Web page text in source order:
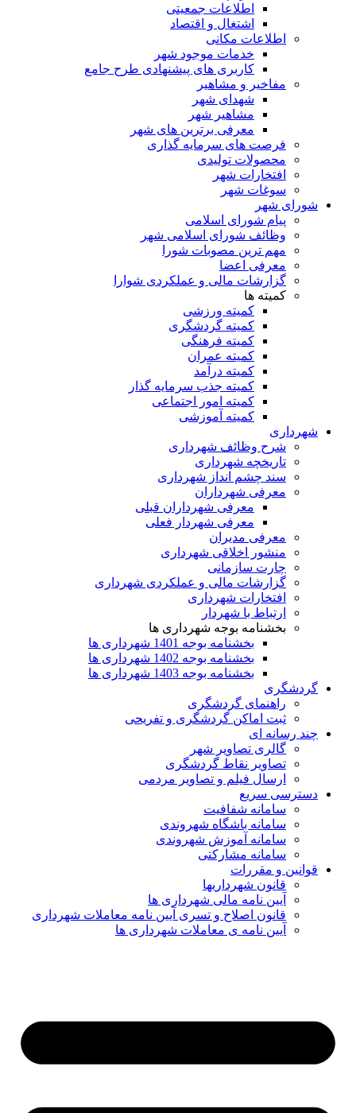
اطلاعات جمعیتی
اشتغال و اقتصاد
اطلاعات مکانی
خدمات موجود شهر
کاربری های پیشنهادی طرح جامع
مفاخیر و مشاهیر
شهدای شهر
مشاهیر شهر
معرفی برترین های شهر
فرصت های سرمایه گذاری
محصولات تولیدی
افتخارات شهر
سوغات شهر
شورای شهر
پیام شورای اسلامی
وظائف شورای اسلامی شهر
مهم ترین مصوبات شورا
معرفی اعضا
گزارشات مالی و عملکردی شوارا
کمیته ها
کمیته ورزشی
کمیته گردشگری
کمیته فرهنگی
کمیته عمران
کمیته درآمد
کمیته جذب سرمایه گذار
کمیته امور اجتماعی
کمیته آموزشی
شهرداری
شرح وظائف شهرداری
تاریخچه شهرداری
سند چشم انداز شهرداری
معرفی شهرداران
معرفی شهرداران قبلی
معرفی شهردار فعلی
معرفی مدیران
منشور اخلاقی شهرداری
چارت سازمانی
گزارشات مالی و عملکردی شهرداری
افتخارات شهرداری
ارتباط با شهردار
بخشنامه بوجه شهرداری ها
بخشنامه بوجه 1401 شهرداری ها
بخشنامه بوجه 1402 شهرداری ها
بخشنامه بوجه 1403 شهرداری ها
گردشگری
راهنمای گردشگری
ثبت اماکن گردشگری و تفریحی
چند رسانه ای
گالری تصاویر شهر
تصاویر نقاط گردشگری
ارسال فیلم و تصاویر مردمی
دسترسی سریع
سامانه شفافیت
سامانه باشگاه شهروندی
سامانه آموزش شهروندی
سامانه مشارکتی
قوانین و مقررات
قانون شهرداریها
آیین نامه مالی شهرداری ها
قانون اصلاح و تسری آیین نامه معاملات شهرداری
آیین نامه ی معاملات شهرداری ها